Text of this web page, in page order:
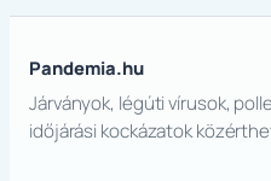
Pandemia.hu
Járványok, légúti vírusok,
időjárási kockázatok